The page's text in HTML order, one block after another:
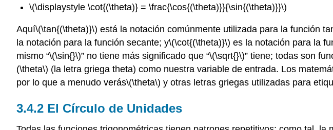
\(\displaystyle \cot{(\theta)} = \frac{\cos{(\theta)}}{\sin{(\theta)}}\)
Aquí\(\tan{(\theta)}\) está la notación comúnmente utilizada para la función
la notación para la función secante; y\(\cot{(\theta)}\) es la notación para la
mismo “\(\sin{}\)” no tiene más significado que “\(\sqrt{}\)” tiene; todas son
(\theta\) (la letra griega theta) como nuestra variable de entrada. Los
por lo que a menudo verás\(\theta\) y otras letras griegas utilizadas para
3.4.2 El Círculo de Unidades